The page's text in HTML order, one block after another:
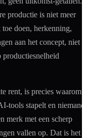
productie is niet meer
doen, herkenning,
aan het concept, niet
productiesnelheid
rent, is precies waarom
tools stapelt en niemand
merk met een scherp
vallen op. Dat is het